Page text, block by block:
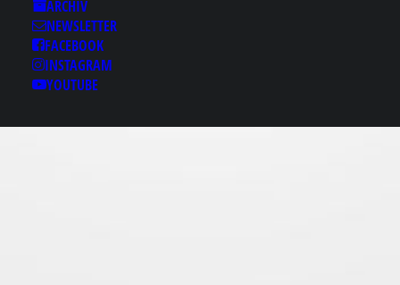
ARCHIV
NEWSLETTER
FACEBOOK
INSTAGRAM
YOUTUBE
├otam13．ｃθｍ♟남
구휴게텔♚남구오피 남
구스타킹룸✬남구휴게